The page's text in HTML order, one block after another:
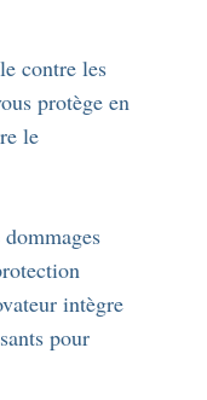
contre les
protège en
le
intègre
pour